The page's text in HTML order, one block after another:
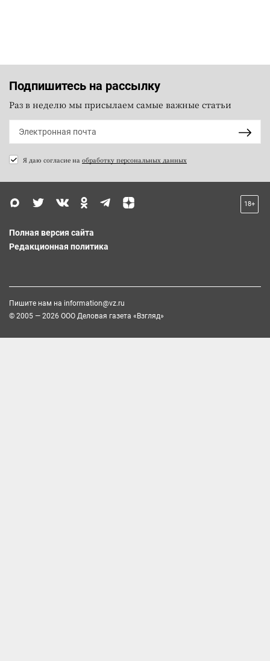
Подпишитесь на рассылку
Раз в неделю мы присылаем самые важные статьи
Я даю согласие на обработку персональных данных
18+
Полная версия сайта
Редакционная политика
Пишите нам на information@vz.ru
© 2005 — 2026 ООО Деловая газета «Взгляд»